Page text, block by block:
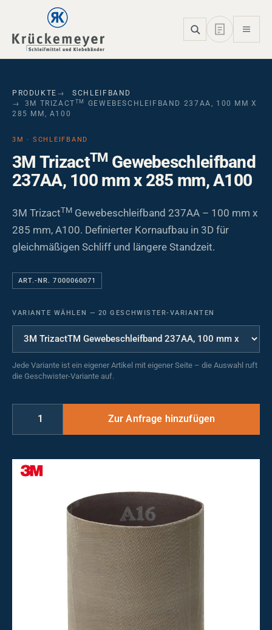
Skip to main navigation
Skip to main content
Skip to page footer
PRODUKTE
SCHLEIFBAND
3M TRIZACT TM
GEWEBESCHLEIFBAND 237AA, 100 MM X
285 MM, A100
3M · SCHLEIFBAND
3M TrizactTMGewebeschleifband
237AA, 100 mm x 285 mm, A100
3M TrizactTM Gewebeschleifband 237AA – 100 mm x
285 mm, A100. Definierter Kornaufbau in 3D für
gleichmäßigen Schliff und längere Standzeit.
ART.-NR. 7000060071
VARIANTE WÄHLEN — 20 GESCHWISTER-VARIANTEN
Jede Variante ist ein eigener Artikel mit eigener Seite – die Auswahl ruft
die Geschwister-Variante auf.